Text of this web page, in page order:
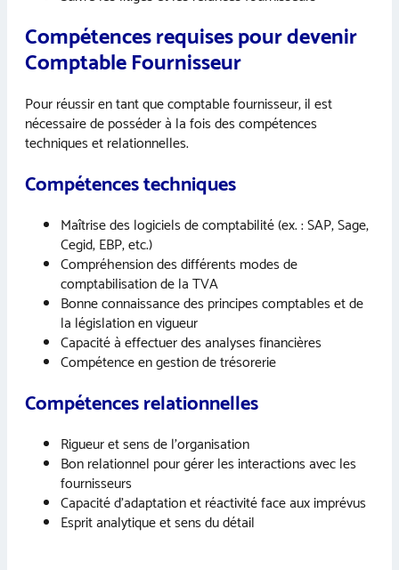
Compétences requises pour devenir
Comptable Fournisseur
Pour réussir en tant que comptable fournisseur, il est
nécessaire de posséder à la fois des compétences
techniques et relationnelles.
Compétences techniques
Maîtrise des logiciels de comptabilité (ex. : SAP, Sage,
Cegid, EBP, etc.)
Compréhension des différents modes de
comptabilisation de la TVA
Bonne connaissance des principes comptables et de
la législation en vigueur
Capacité à effectuer des analyses financières
Compétence en gestion de trésorerie
Compétences relationnelles
Rigueur et sens de l’organisation
Bon relationnel pour gérer les interactions avec les
fournisseurs
Capacité d’adaptation et réactivité face aux imprévus
Esprit analytique et sens du détail